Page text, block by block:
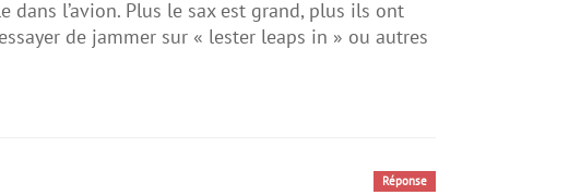
dans l’avion. Plus le sax est grand, plus ils ont
de jammer sur « lester leaps in » ou autres
Réponse